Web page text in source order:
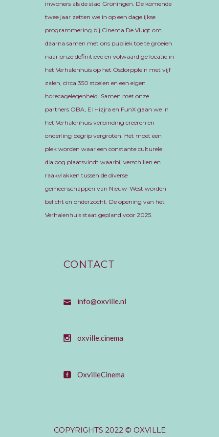
inwoners als de stad Groningen. De komende
twee jaar zetten we in op een dagelijkse
programmering bij Cinema De Vlugt om
daarna samen met ons publiek toe te groeien
naar onze definitieve en volwaardige locatie in
het Verhalenhuis op het Osdorpplein met vijf
zalen, circa 350 stoelen en een eigen
horecagelegenheid. Samen met onze
partners OBA, El Hizjra en FunX gaan we in
het Verhalenhuis verbinding creëren en
onderling begrip vergroten. Het moet een
plek worden waar een constante culturele
dialoog plaatsvindt waarbij verschillen en
raakvlakken tussen de diverse
gemeenschappen van Nieuw-West worden
belicht en onderzocht. De opening van het
Verhalenhuis staat gepland voor 2025.
CONTACT
info@oxville.nl
oxville.cinema
OxvilleCinema
COPYRIGHTS 2022 © OXVILLE